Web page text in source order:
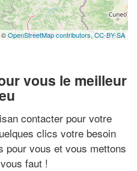
©OpenStreetMap contributors, CC-BY-SA
vous le meilleur
contacter pour votre
clics votre besoin
pour vous et vous mettons
faut !